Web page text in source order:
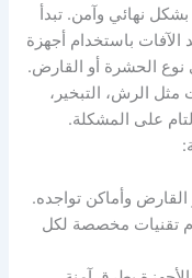
نهائي وآمن. تبدأ
باستخدام أجهزة
نوع الحشرة أو القارض.
مثل الرش، التبخير،
على المشكلة.
وأماكن تواجده.
تقنيات مخصصة لكل